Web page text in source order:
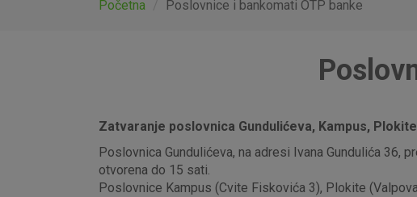
Početna Poslovnice i bankomati OTP banke
Zatvaranje poslovnica Gundulićeva, Kampus,
Poslovnica Gundulićeva, na adresi Ivana Gundulića 36,
otvorena do 15 sati.
Poslovnice Kampus (Cvite Fiskovića 3), Plokite